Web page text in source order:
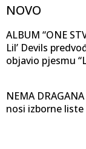
NOVO
ALBUM “ONE
Lil’ Devils
objavio pjesmu
NEMA
nosi izborne liste